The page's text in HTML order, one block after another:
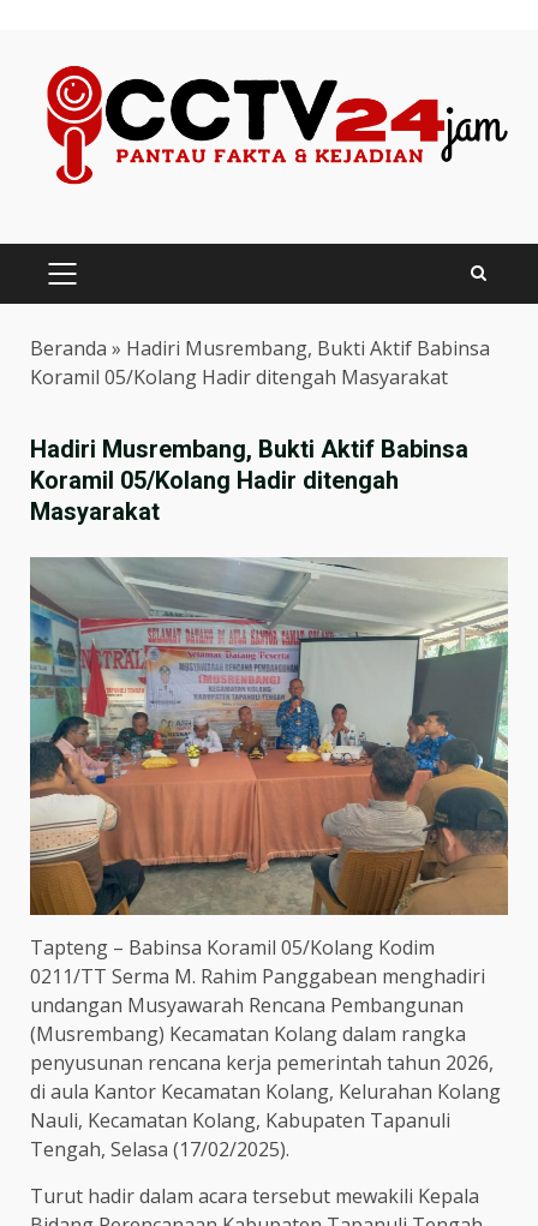
content
PRIMARY
MENU
Beranda » Hadiri Musrembang, Bukti Aktif Babinsa
Koramil 05/Kolang Hadir ditengah Masyarakat
Hadiri Musrembang, Bukti Aktif Babinsa
Koramil 05/Kolang Hadir ditengah
Masyarakat
Tapteng – Babinsa Koramil 05/Kolang Kodim
0211/TT Serma M. Rahim Panggabean menghadiri
undangan Musyawarah Rencana Pembangunan
(Musrembang) Kecamatan Kolang dalam rangka
penyusunan rencana kerja pemerintah tahun 2026,
di aula Kantor Kecamatan Kolang, Kelurahan Kolang
Nauli, Kecamatan Kolang, Kabupaten Tapanuli
Tengah, Selasa (17/02/2025).
Turut hadir dalam acara tersebut mewakili Kepala